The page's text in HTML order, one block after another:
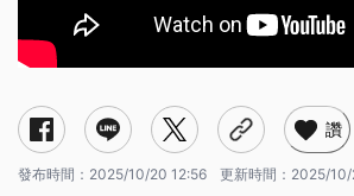
讚
發布時間： 2025/10/20 12:56 更新時間： 2025/